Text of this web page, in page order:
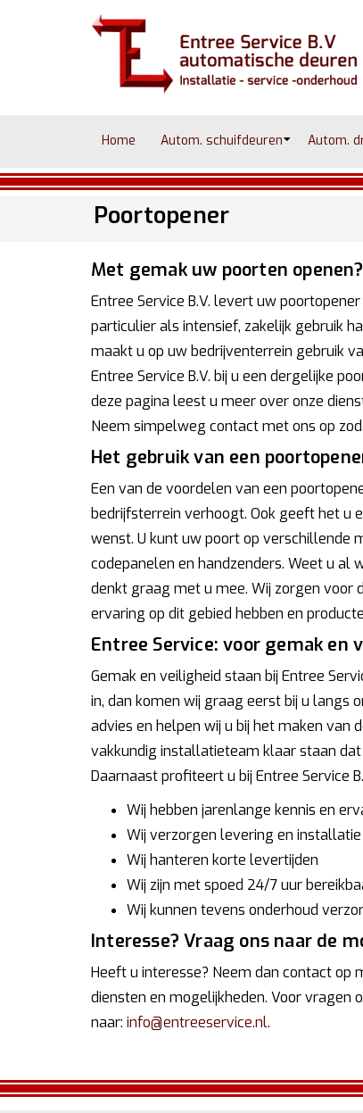
Home Autom. schuifdeuren Autom.
Poortopener
Met gemak uw poorten openen?
Entree Service B.V. levert uw
particulier als intensief, zakelijk gebruik
maakt u op uw bedrijventerrein gebruik
Entree Service B.V. bij u een dergelijke
deze pagina leest u meer over onze
Neem simpelweg contact met ons op
Het gebruik van een
Een van de voordelen van een
bedrijfsterrein verhoogt. Ook geeft het u
wenst. U kunt uw poort op verschillende
codepanelen en handzenders. Weet u al
denkt graag met u mee. Wij zorgen voor
ervaring op dit gebied hebben en
Entree Service: voor gemak en
Gemak en veiligheid staan bij Entree
in, dan komen wij graag eerst bij u langs
advies en helpen wij u bij het maken van
vakkundig installatieteam klaar staan
Daarnaast profiteert u bij Entree Service
Wij hebben jarenlange kennis en
Wij verzorgen levering en
Wij hanteren korte levertijden
Wij zijn met spoed 24/7 uur
Wij kunnen tevens onderhoud
Interesse? Vraag ons naar de
Heeft u interesse? Neem dan contact op
diensten en mogelijkheden. Voor vragen
naar: info@entreeservice.nl.